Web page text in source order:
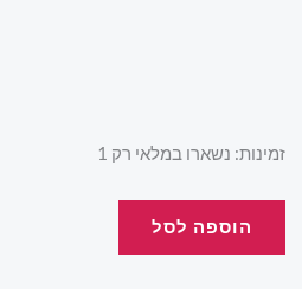
זמינות: נשארו במלאי רק 1
כמות
הוספה לסל